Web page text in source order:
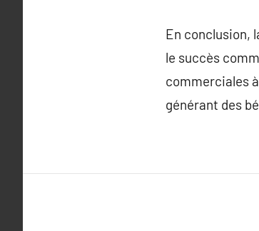
En conclusion,
le succès
commerciales
générant des